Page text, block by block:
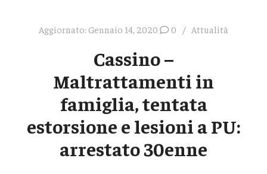
Aggiornato: Gennaio 14, 2020 0 Attualità
Cassino –
Maltrattamenti in
famiglia, tentata
estorsione e lesioni a PU:
arrestato 30enne